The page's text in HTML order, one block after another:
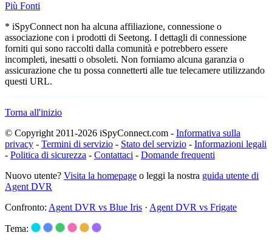
Più Fonti
* iSpyConnect non ha alcuna affiliazione, connessione o
associazione con i prodotti di Seetong. I dettagli di connessione
forniti qui sono raccolti dalla comunità e potrebbero essere
incompleti, inesatti o obsoleti. Non forniamo alcuna garanzia o
assicurazione che tu possa connetterti alle tue telecamere utilizzando
questi URL.
Torna all'inizio
© Copyright 2011-2026 iSpyConnect.com - Informativa sulla
privacy - Termini di servizio - Stato del servizio - Informazioni legali
- Politica di sicurezza - Contattaci - Domande frequenti
Nuovo utente? Visita la homepage o leggi la nostra guida utente di
Agent DVR
Confronto: Agent DVR vs Blue Iris · Agent DVR vs Frigate
Tema: